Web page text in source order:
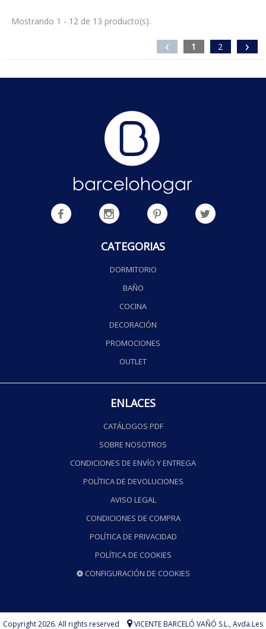
Mostrando 1 - 12 de 13 producto(s).
‹ 1 2 ›
CATEGORIAS
DORMITORIO
BAÑO
COCINA
DECORACIÓN
PROMOCIONES
OUTLET
ENLACES
CATÁLOGOS PDF
SOBRE NOSOTROS
CONDICIONES DE ENVÍO Y ENTREGA
POLÍTICA DE DEVOLUCIONES
AVISO LEGAL
CONDICIONES DE COMPRA
POLÍTICA DE PRIVACIDAD
POLÍTICA DE COOKIES
CONFIGURACIÓN DE COOKIES
Copyright 2026. All rights reserved VICENTE BARCELÓ VAÑÓ S.L.,Avda.Les